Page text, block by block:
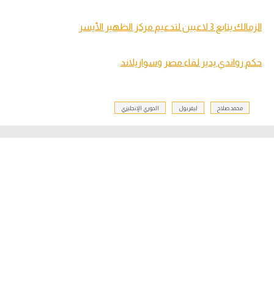
الزمالك يتابع 3 لاعبين لتدعيم مركز الظهير الأيسر
حكم رواندي يدير لقاء مصر وسوازيلاند
محمد صلاح ليفربول الدوري الإنجليزي